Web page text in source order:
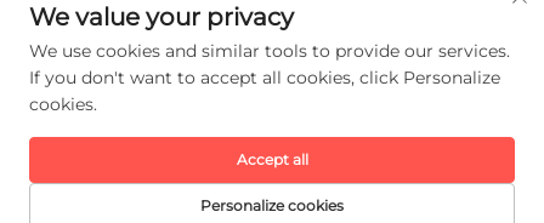
โทรศัพท์:+86-137 6186 0079
อีเมล:[email protected]
นโยบายความเป็นส่วนตัว
We value your privacy
We use cookies and similar tools to provide our services.
If you don't want to accept all cookies, click Personalize
cookies.
Personalize cookies
Accept all